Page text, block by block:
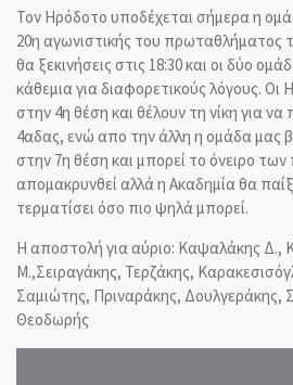
Τον Ηρόδοτο υποδέχεται σήμερα η
20η αγωνιστικής του πρωταθλήματος
θα ξεκινήσεις στις 18:30 και οι δύο
κάθεμια για διαφορετικούς λόγους. Οι
στην 4η θέση και θέλουν τη νίκη για να
4αδας, ενώ απο την άλλη η ομάδα μας
στην 7η θέση και μπορεί το όνειρο των
απομακρυνθεί αλλά η Ακαδημία θα
τερματίσει όσο πιο ψηλά μπορεί.
Η αποστολή για αύριο: Καψαλάκης Δ.,
Μ.,Σειραγάκης, Τερζάκης,
Σαμιώτης, Πριναράκης, Δουλγεράκης,
Θεοδωρής